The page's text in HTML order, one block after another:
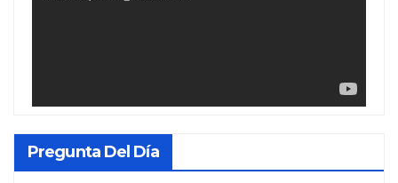
Pregunta Del Día